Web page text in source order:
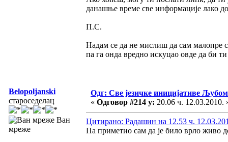
данашње време све информације лако
П.С.
Надам се да не мислиш да сам малопре
па га онда вредно искуцао овде да би
Belopoljanski
староседелац
Ван
мреже
Одг: Све језичке иницијативе
« Одговор #214 у: 20.06 ч. 12.03.2010.
Цитирано: Радашин на 12.53 ч.
Па приметио сам да је било врло живо